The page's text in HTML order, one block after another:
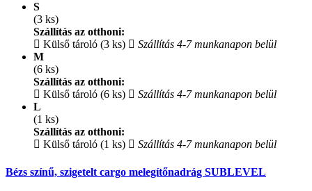
S
(3 ks)
Szállítás az otthoni:
Külső tároló (3 ks)
Szállítás 4-7 munkanapon belül
M
(6 ks)
Szállítás az otthoni:
Külső tároló (6 ks)
Szállítás 4-7 munkanapon belül
L
(1 ks)
Szállítás az otthoni:
Külső tároló (1 ks)
Szállítás 4-7 munkanapon belül
Bézs színű, szigetelt cargo melegítőnadrág SUBLEVEL